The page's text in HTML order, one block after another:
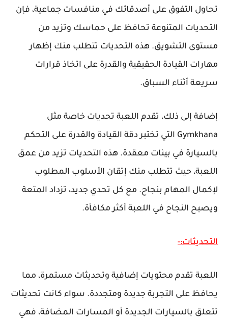
تحاول التفوق على أصدقائك في منافسات جماعية، فإن
التحديات المتنوعة تحافظ على حماسك وتزيد من
مستوى التشويق. هذه التحديات تتطلب منك إظهار
مهارات القيادة الحقيقية والقدرة على اتخاذ قرارات
سريعة أثناء السباق.
إضافة إلى ذلك، تقدم اللعبة تحديات خاصة مثل
Gymkhana التي تختبر دقة القيادة والقدرة على التحكم
بالسيارة في بيئات معقدة. هذه التحديات تزيد من عمق
اللعبة، حيث تتطلب منك إتقان الأسلوب المطلوب
لإكمال المهام بنجاح. مع كل تحدي جديد، تزداد المتعة
ويصبح النجاح في اللعبة أكثر مكافأة.
التحديثات:-
اللعبة تقدم محتويات إضافية وتحديثات مستمرة، مما
يحافظ على التجربة جديدة ومتجددة. سواء كانت تحديثات
تتعلق بالسيارات الجديدة أو المسارات المضافة، فهي